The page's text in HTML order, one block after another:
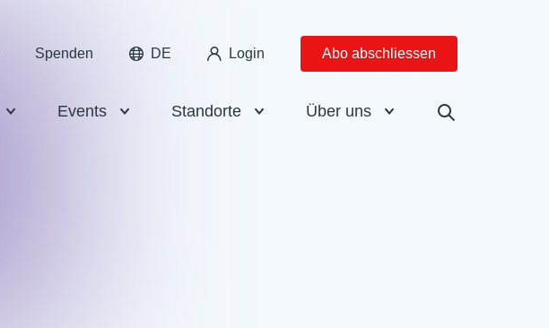
Spenden DE Login Abo abschliessen
Events Standorte Über uns